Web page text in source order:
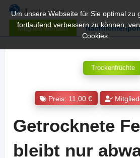
Mitglied werden
Um unsere Webseite für Sie optimal zu
fortlaufend verbessern zu können,
Cookies.
Trockenfrüchte
Preis: 11,00 €
Getrocknete
bleibt nur